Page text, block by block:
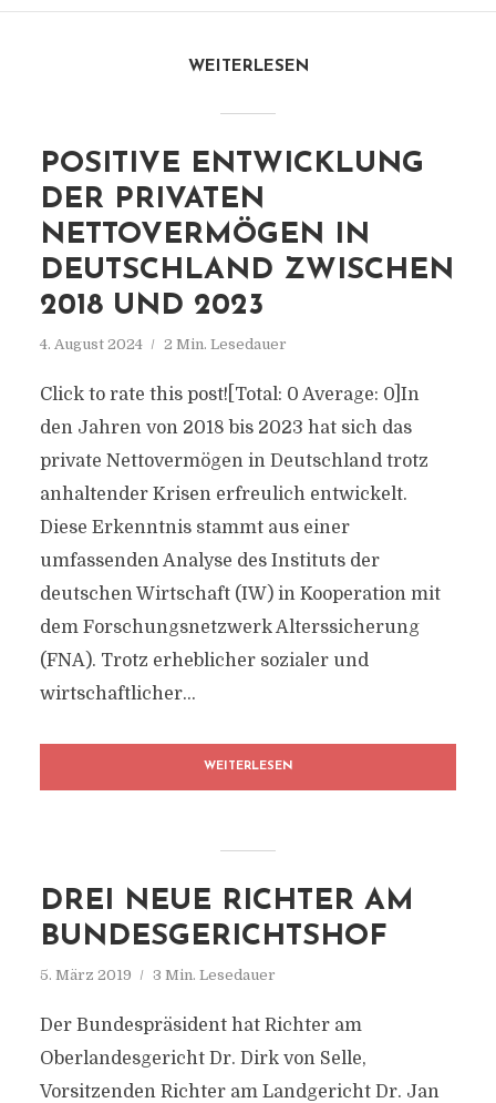
WEITERLESEN
POSITIVE ENTWICKLUNG
DER PRIVATEN
NETTOVERMÖGEN IN
DEUTSCHLAND ZWISCHEN
2018 UND 2023
4. August 2024 2 Min. Lesedauer
Click to rate this post![Total: 0 Average: 0]In
den Jahren von 2018 bis 2023 hat sich das
private Nettovermögen in Deutschland trotz
anhaltender Krisen erfreulich entwickelt.
Diese Erkenntnis stammt aus einer
umfassenden Analyse des Instituts der
deutschen Wirtschaft (IW) in Kooperation mit
dem Forschungsnetzwerk Alterssicherung
(FNA). Trotz erheblicher sozialer und
wirtschaftlicher...
WEITERLESEN
DREI NEUE RICHTER AM
BUNDESGERICHTSHOF
5. März 2019 3 Min. Lesedauer
Der Bundespräsident hat Richter am
Oberlandesgericht Dr. Dirk von Selle,
Vorsitzenden Richter am Landgericht Dr. Jan